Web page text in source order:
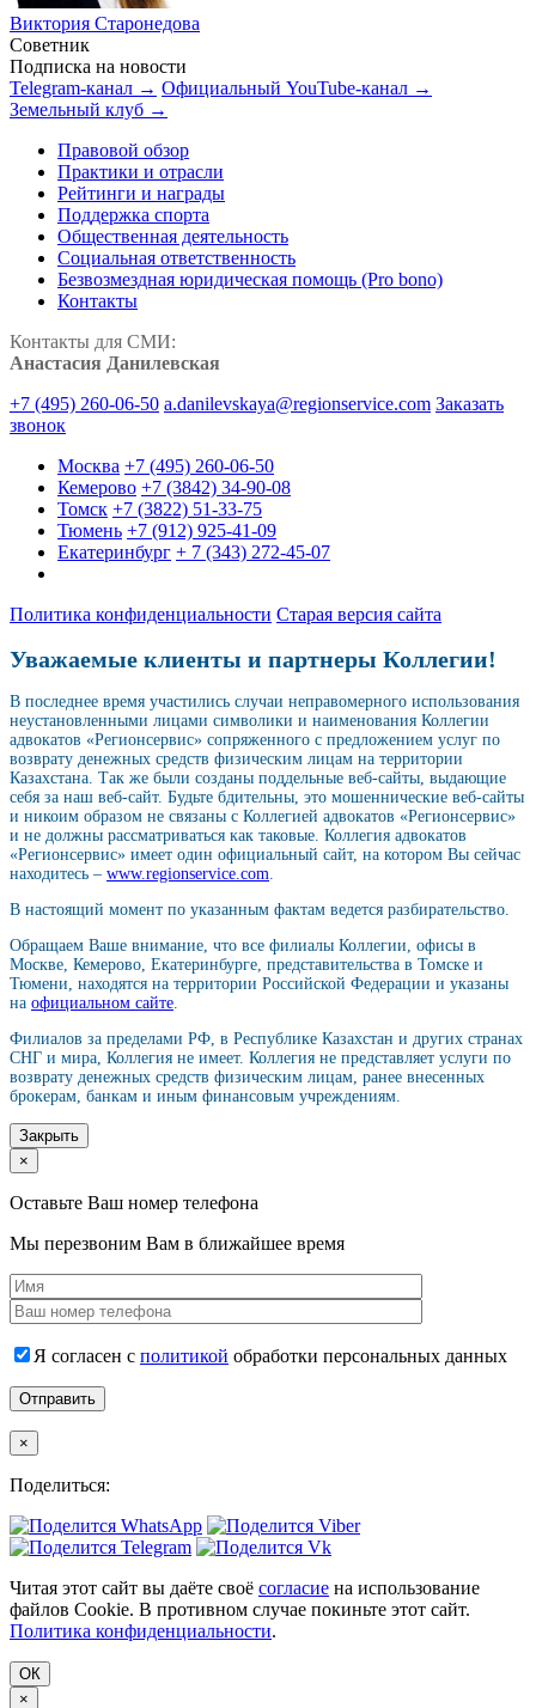
Виктория Старонедова
Советник
Подписка на новости
Telegram-канал → Официальный YouTube-канал →
Земельный клуб →
Правовой обзор
Практики и отрасли
Рейтинги и награды
Поддержка спорта
Общественная деятельность
Социальная ответственность
Безвозмездная юридическая помощь (Pro bono)
Контакты
Контакты для СМИ:
Анастасия Данилевская
+7 (495) 260-06-50 a.danilevskaya@regionservice.com Заказать
звонок
Москва +7 (495) 260-06-50
Кемерово +7 (3842) 34-90-08
Томск +7 (3822) 51-33-75
Тюмень +7 (912) 925-41-09
Екатеринбург + 7 (343) 272-45-07
Политика конфиденциальности Старая версия сайта
Уважаемые клиенты и партнеры Коллегии!
В последнее время участились случаи неправомерного использования
неустановленными лицами символики и наименования Коллегии
адвокатов «Регионсервис» сопряженного с предложением услуг по
возврату денежных средств физическим лицам на территории
Казахстана. Так же были созданы поддельные веб-сайты, выдающие
себя за наш веб-сайт. Будьте бдительны, это мошеннические веб-сайты
и никоим образом не связаны с Коллегией адвокатов «Регионсервис»
и не должны рассматриваться как таковые. Коллегия адвокатов
«Регионсервис» имеет один официальный сайт, на котором Вы сейчас
находитесь – www.regionservice.com
В настоящий момент по указанным фактам ведется разбирательство.
Обращаем Ваше внимание, что все филиалы Коллегии, офисы в
Москве, Кемерово, Екатеринбурге, представительства в Томске и
Тюмени, находятся на территории Российской Федерации и указаны
на официальном сайте
Филиалов за пределами РФ, в Республике Казахстан и других странах
СНГ и мира, Коллегия не имеет. Коллегия не представляет услуги по
возврату денежных средств физическим лицам, ранее внесенных
брокерам, банкам и иным финансовым учреждениям.
Закрыть
×
Оставьте Ваш номер телефона
Мы перезвоним Вам в ближайшее время
Я согласен с политикой обработки персональных данных
×
Поделиться:
Читая этот сайт вы даёте своё согласие на использование
файлов Cookie. В противном случае покиньте этот сайт.
Политика конфиденциальности.
ОК
×